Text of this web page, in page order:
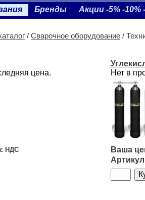
Бренды Акции -5% -10%
/ Сварочное оборудование /
цена.
Нет в